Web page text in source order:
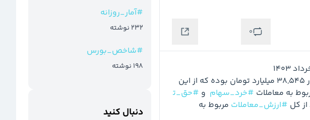
0
#خرد_سهام
  و
#حق_ت
#ارزش_معاملات
#آمار_روزانه
232 نوشته
#شاخص_بورس
198 نوشته
دنبال کنید